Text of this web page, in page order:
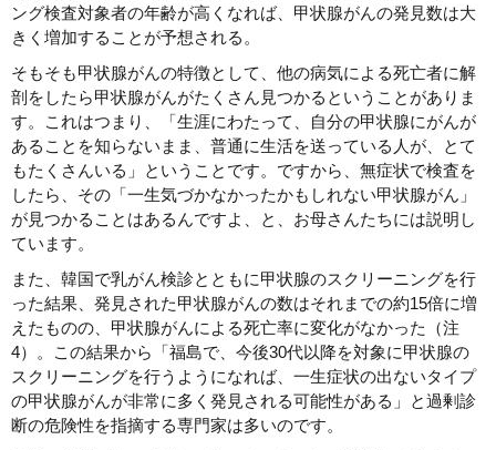
ング検査対象者の年齢が高くなれば、甲状腺がんの発見数は大
きく増加することが予想される。
そもそも甲状腺がんの特徴として、他の病気による死亡者に解
剖をしたら甲状腺がんがたくさん見つかるということがありま
す。これはつまり、「生涯にわたって、自分の甲状腺にがんが
あることを知らないまま、普通に生活を送っている人が、とて
もたくさんいる」ということです。ですから、無症状で検査を
したら、その「一生気づかなかったかもしれない甲状腺がん」
が見つかることはあるんですよ、と、お母さんたちには説明し
ています。
また、韓国で乳がん検診とともに甲状腺のスクリーニングを行
った結果、発見された甲状腺がんの数はそれまでの約15倍に増
えたものの、甲状腺がんによる死亡率に変化がなかった（注
4）。この結果から「福島で、今後30代以降を対象に甲状腺の
スクリーニングを行うようになれば、一生症状の出ないタイプ
の甲状腺がんが非常に多く発見される可能性がある」と過剰診
断の危険性を指摘する専門家は多いのです。